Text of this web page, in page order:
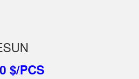
$/PCS